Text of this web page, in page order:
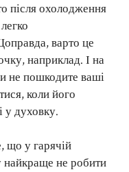
після охолодження
варто це
наприклад. І на
не пошкодите ваші
коли його
у духовку.
що у гарячій
найкраще не робити